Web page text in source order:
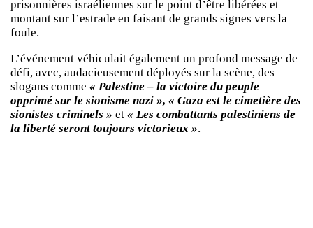
prisonnières israéliennes sur le point d’être libérées et
montant sur l’estrade en faisant de grands signes vers la
foule.
L’événement véhiculait également un profond message de
défi, avec, audacieusement déployés sur la scène, des
slogans comme « Palestine – la victoire du peuple
opprimé sur le sionisme nazi », « Gaza est le cimetière des
sionistes criminels » et « Les combattants palestiniens de
la liberté seront toujours victorieux ».